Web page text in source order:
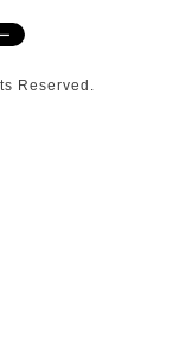
Reserved.